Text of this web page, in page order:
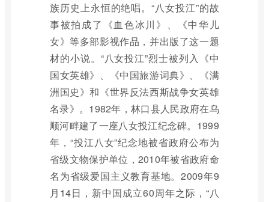
族历史上永恒的绝唱。“八女投江”的故
事被拍成了《血色冰川》、《中华儿
女》等多部影视作品，并出版了这一题
材的小说。“八女投江”烈士被列入《中
国女英雄》、《中国旅游词典》、《满
洲国史》和《世界反法西斯战争女英雄
名录》。1982年，林口县人民政府在乌
顺河畔建了一座八女投江纪念碑。1999
年，“投江八女”纪念地被省政府公布为
省级文物保护单位，2010年被省政府命
名为省级爱国主义教育基地。2009年9
月14日，新中国成立60周年之际，“八